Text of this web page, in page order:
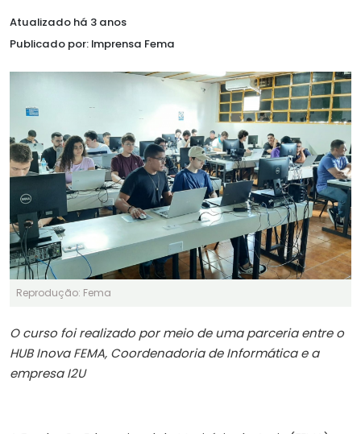
Atualizado há 3 anos
Publicado por: Imprensa Fema
Reprodução: Fema
O curso foi realizado por meio de uma parceria entre o
HUB Inova FEMA, Coordenadoria de Informática e a
empresa I2U